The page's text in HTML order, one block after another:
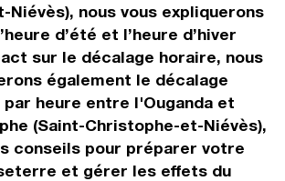
Niévès), nous vous expliquerons
d’été et l’heure d’hiver
sur le décalage horaire, nous
également le décalage
heure entre l'Ouganda et
(Saint-Christophe-et-Niévès),
conseils pour préparer votre
et gérer les effets du